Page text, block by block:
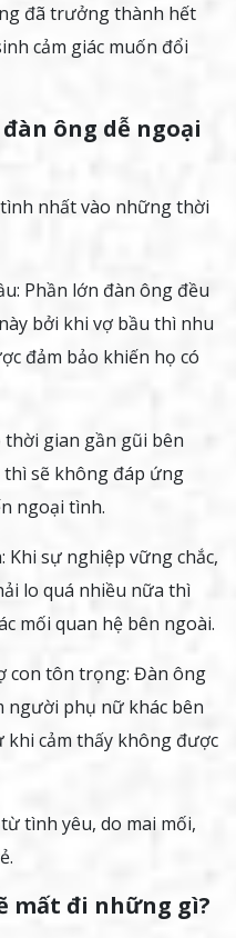
đã trưởng thành hết
cảm giác muốn đổi
ông dễ ngoại
nhất vào những thời
Phần lớn đàn ông đều
bởi khi vợ bầu thì nhu
đảm bảo khiến họ có
thời gian gần gũi bên
thì sẽ không đáp ứng
ngoại tình.
Khi sự nghiệp vững chắc,
lo quá nhiều nữa thì
mối quan hệ bên ngoài.
con tôn trọng: Đàn ông
phụ nữ khác bên
khi cảm thấy không được
tình yêu, do mai mối,
mất đi những gì?